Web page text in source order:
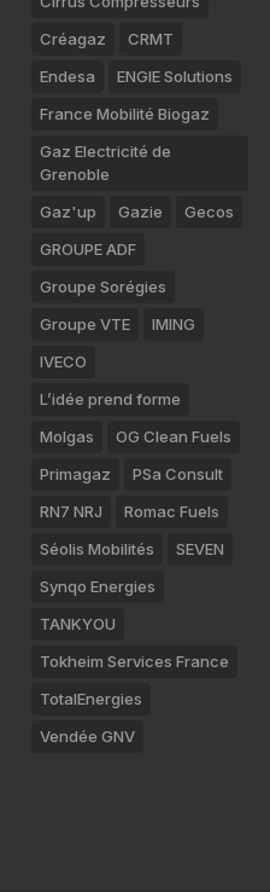
Créagaz
CRMT
Endesa
ENGIE Solutions
France Mobilité Biogaz
Gaz Electricité de
Grenoble
Gaz'up
Gazie
Gecos
GROUPE ADF
Groupe Sorégies
Groupe VTE
IMING
IVECO
L’idée prend forme
Molgas
OG Clean Fuels
Primagaz
PSa Consult
RN7 NRJ
Romac Fuels
Séolis Mobilités
SEVEN
Synqo Energies
TANKYOU
Tokheim Services France
TotalEnergies
Vendée GNV